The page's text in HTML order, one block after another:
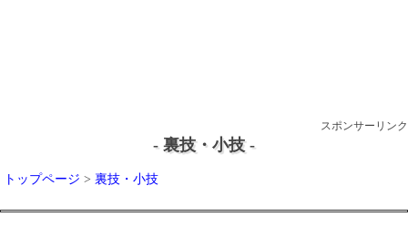
スポンサーリンク
- 裏技・小技 -
トップページ > 裏技・小技